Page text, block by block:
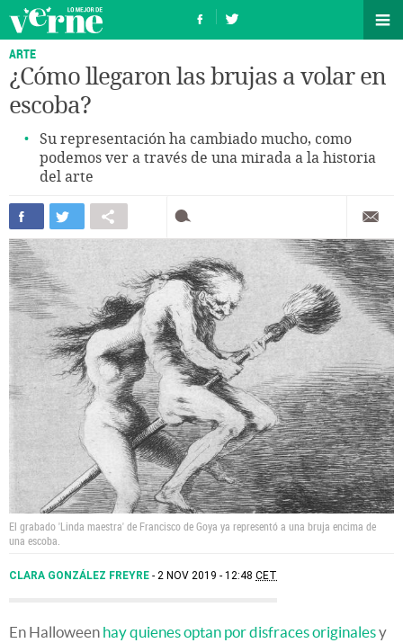
ARTE
¿Cómo llegaron las brujas a volar en
escoba?
Su representación ha cambiado mucho, como
podemos ver a través de una mirada a la historia
del arte
El grabado 'Linda maestra' de Francisco de Goya ya representó a una bruja encima de
una escoba.
CLARA GONZÁLEZ FREYRE 2 NOV 2019 - 12:48 CET
En Halloween hay quienes optan por disfraces originalesy